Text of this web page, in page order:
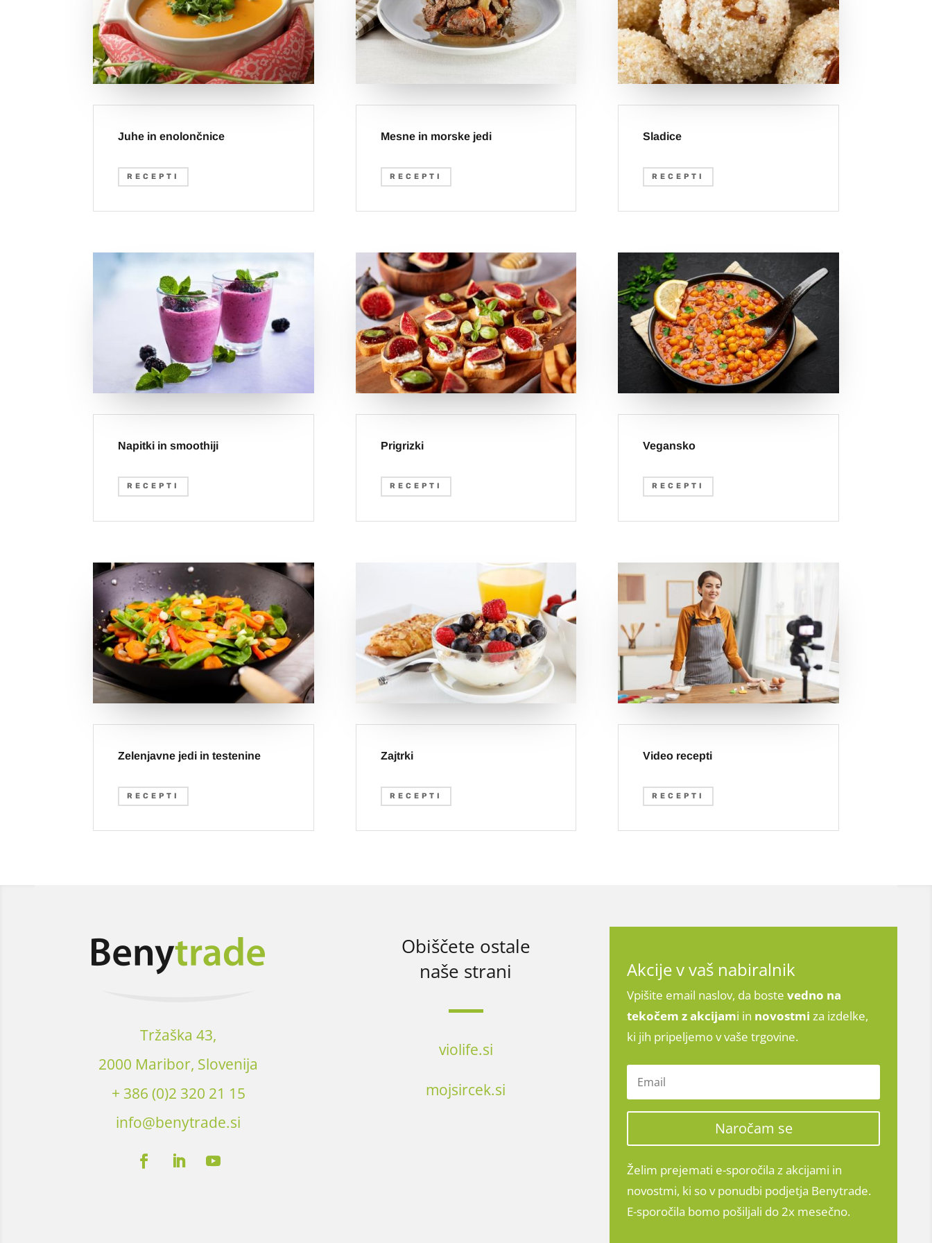
Juhe in enolončnice
RECEPTI
Mesne in morske jedi
RECEPTI
Sladice
RECEPTI
Napitki in smoothiji
RECEPTI
Prigrizki
RECEPTI
Vegansko
RECEPTI
Zelenjavne jedi in testenine
RECEPTI
Zajtrki
RECEPTI
Video recepti
RECEPTI
Tržaška 43,
2000 Maribor, Slovenija
+ 386 (0)2 320 21 15
info@benytrade.si
Obiščete ostale
naše strani
violife.si
mojsircek.si
Akcije v vaš nabiralnik
Vpišite email naslov, da bostevedno na
tekočem zakcijami in novostmi za izdelke,
ki jih pripeljemo v vaše trgovine.
Naročam se
Želim prejemati e-sporočila z akcijami in
novostmi, ki so v ponudbi podjetja Benytrade.
E-sporočila bomo pošiljali do 2x mesečno.